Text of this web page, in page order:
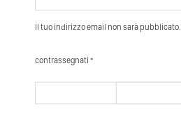
Il tuo indirizzo email non sarà
contrassegnati *